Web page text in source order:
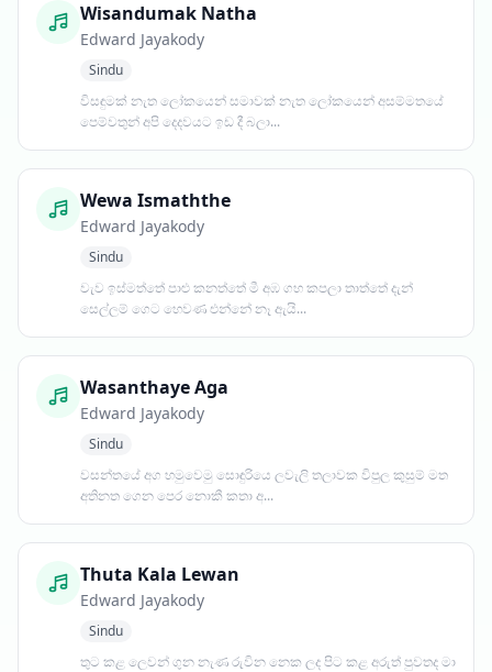
Wisandumak Natha
Edward Jayakody
Sindu
විසඳුමක් නැත ලෝකයෙන් සමාවක් නැත ලෝකයෙන් අසම්මතයේ
පෙම්වතුන් අපි දෙදවයට ඉඩ දී බලා...
Wewa Ismaththe
Edward Jayakody
Sindu
වැව ඉස්මත්තේ පාළු කනත්තේ මී අඹ ගහ කපලා තාත්තේ දැන්
සෙල්ලම් ගෙට හෙවණ එන්නේ නෑ ඇයි...
Wasanthaye Aga
Edward Jayakody
Sindu
වසන්තයේ අග හමුවෙමු සොඳුරියෙ ලවැලි තලාවක විපුල කුසුම් මත
අතිනත ගෙන පෙර නොකී කතා අ...
Thuta Kala Lewan
Edward Jayakody
Sindu
තුට කළ ලෙවන් ගුන නැණ රුවින නෙක ලද පිට කළ අරුත් පුවතද මා